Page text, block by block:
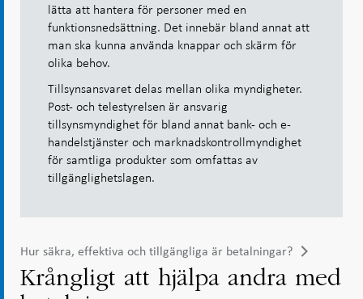
lätta att hantera för personer med en
funktionsnedsättning. Det innebär bland annat att
man ska kunna använda knappar och skärm för
olika behov.
Tillsynsansvaret delas mellan olika myndigheter.
Post- och telestyrelsen är ansvarig
tillsynsmyndighet för bland annat bank- och e-
handelstjänster och marknadskontrollmyndighet
för samtliga produkter som omfattas av
tillgänglighetslagen.
Hur säkra, effektiva och tillgängliga är betalningar?
Krångligt att hjälpa andra med